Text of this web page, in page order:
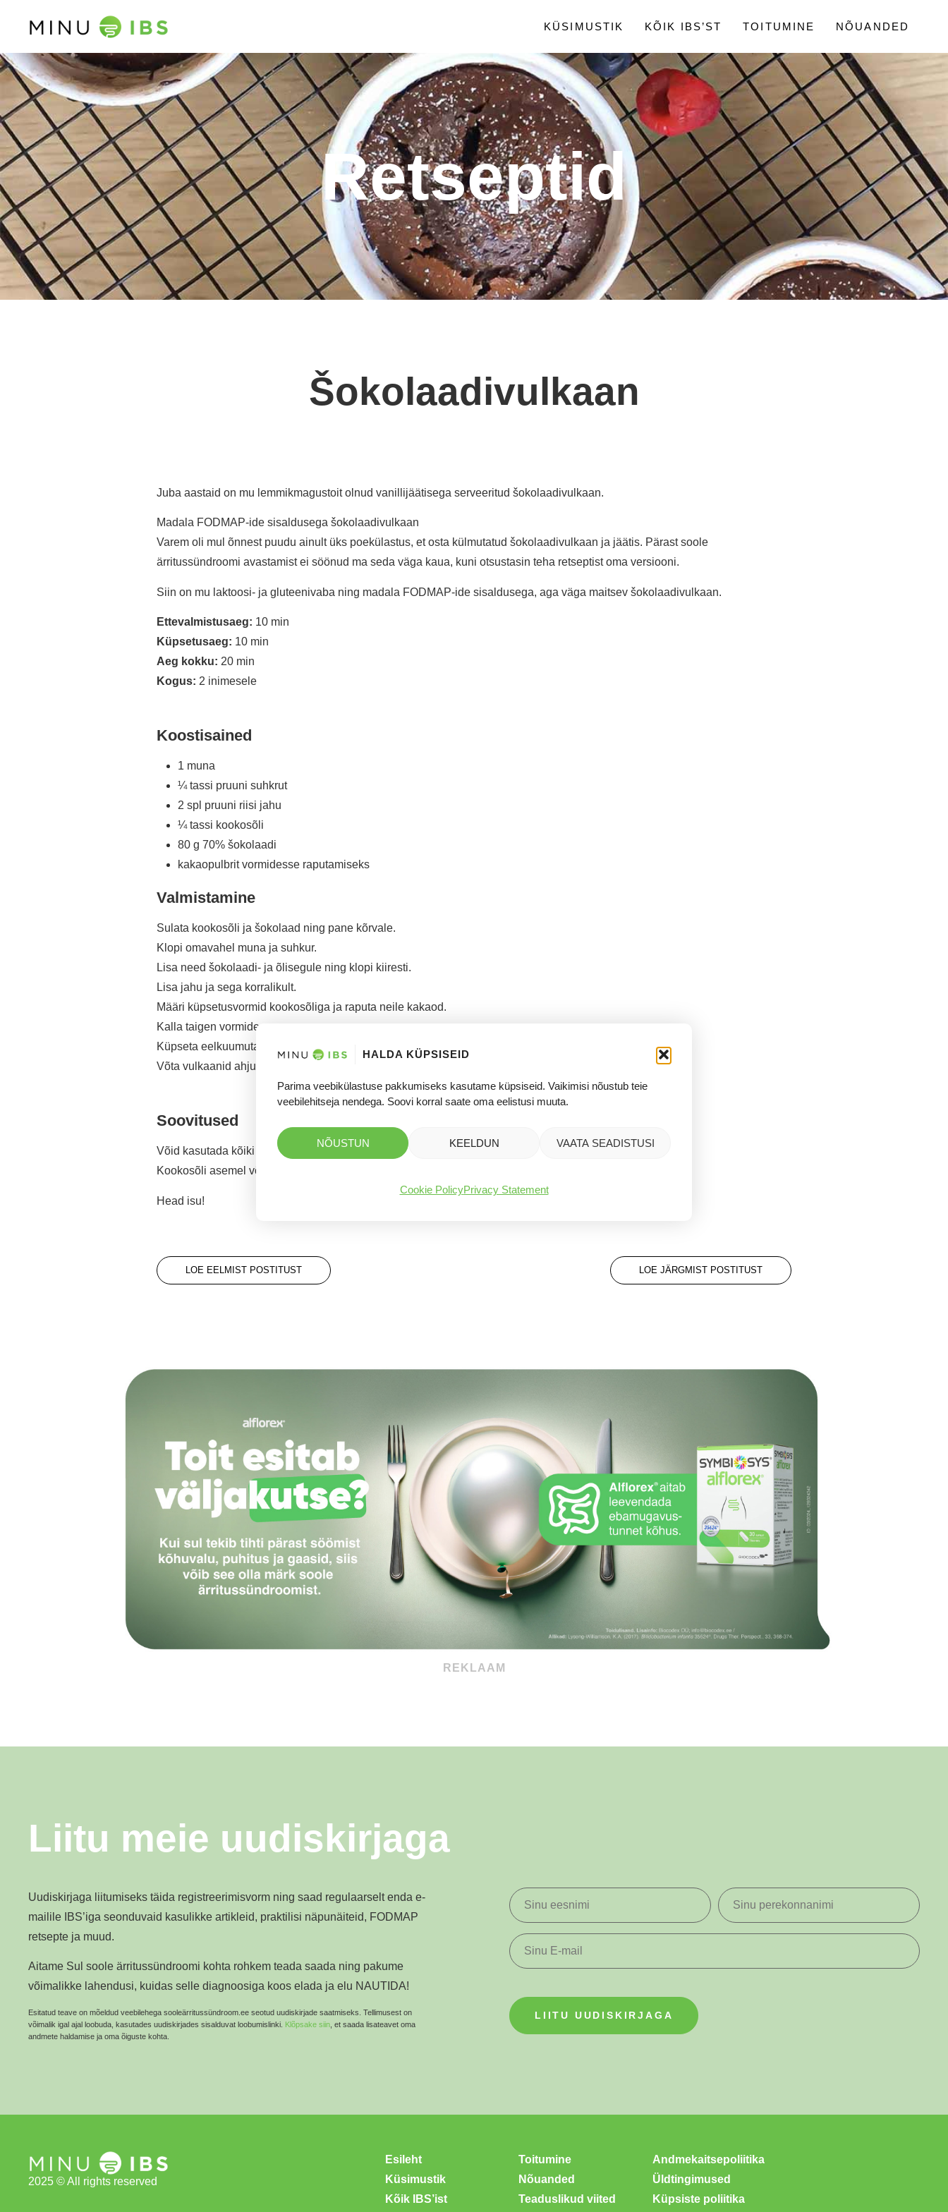
HALDA KÜPSISEID
Parima veebikülastuse pakkumiseks kasutame küpsiseid. Vaikimisi nõustub teie
veebilehitseja nendega. Soovi korral saate oma eelistusi muuta.
NÕUSTUN KEELDUN VAATA SEADISTUSI
Cookie PolicyPrivacy Statement
KÜSIMUSTIK KÕIK IBS’ST TOITUMINE NÕUANDED
Retseptid
Šokolaadivulkaan
Juba aastaid on mu lemmikmagustoit olnud vanillijäätisega serveeritud šokolaadivulkaan.
Madala FODMAP-ide sisaldusega šokolaadivulkaan
Varem oli mul õnnest puudu ainult üks poekülastus, et osta külmutatud šokolaadivulkaan ja jäätis. Pärast soole
ärritussündroomi avastamist ei söönud ma seda väga kaua, kuni otsustasin teha retseptist oma versiooni.
Siin on mu laktoosi- ja gluteenivaba ning madala FODMAP-ide sisaldusega, aga väga maitsev šokolaadivulkaan.
Ettevalmistusaeg: 10 min
Küpsetusaeg: 10 min
Aeg kokku: 20 min
Kogus: 2 inimesele
Koostisained
1 muna
¼ tassi pruuni suhkrut
2 spl pruuni riisi jahu
¼ tassi kookosõli
80 g 70% šokolaadi
kakaopulbrit vormidesse raputamiseks
Valmistamine
Sulata kookosõli ja šokolaad ning pane kõrvale.
Klopi omavahel muna ja suhkur.
Lisa need šokolaadi- ja õlisegule ning klopi kiiresti.
Lisa jahu ja sega korralikult.
Määri küpsetusvormid kookosõliga ja raputa neile kakaod.
Kalla taigen vormidesse.
Küpseta eelkuumutatud ahjus 190–200 ºC juures 10 minutit.
Võta vulkaanid ahjust välja, oota üks minut ja seejärel eemalda vormidest.
Soovitused
Võid kasutada kõiki lubatud jahusid ja vadakuvalgu isolaadi pulbrit.
Kookosõli asemel võid kasutada võid või gheed.
Head isu!
LOE EELMIST POSTITUST LOE JÄRGMIST POSTITUST
REKLAAM
Liitu meie uudiskirjaga
Uudiskirjaga liitumiseks täida registreerimisvorm ning saad regulaarselt enda e-
mailile IBS’iga seonduvaid kasulikke artikleid, praktilisi näpunäiteid, FODMAP
retsepte ja muud.
Aitame Sul soole ärritussündroomi kohta rohkem teada saada ning pakume
võimalikke lahendusi, kuidas selle diagnoosiga koos elada ja elu NAUTIDA!
Esitatud teave on mõeldud veebilehega sooleärritussündroom.ee seotud uudiskirjade saatmiseks. Tellimusest on
võimalik igal ajal loobuda, kasutades uudiskirjades sisalduvat loobumislinki. Klõpsake siin , et saada lisateavet oma
andmete haldamise ja oma õiguste kohta.
2025 © All rights reserved
Esileht
Küsimustik
Kõik IBS’ist
Toitumine
Nõuanded
Teaduslikud viited
Andmekaitsepoliitika
Üldtingimused
Küpsiste poliitika